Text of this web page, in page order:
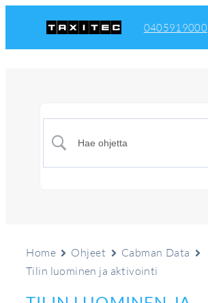
0405919000
Home Ohjeet
Cabman Data
Tilin luominen ja aktivointi